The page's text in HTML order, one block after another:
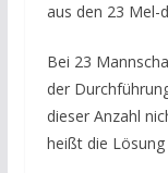
aus den 23 Mel-
Bei 23
der
dieser Anzahl
heißt die